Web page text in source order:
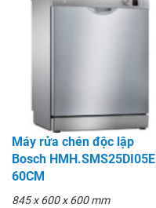
Máy rửa chén độc lập
Bosch HMH.SMS25DI05E
60CM
845 x 600 x 600 mm